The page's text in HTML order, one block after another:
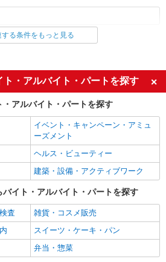
の求人を探す
人を探す
未経験歓迎
新卒・第二新卒歓迎
主婦・主夫歓迎
学歴不問
ミドル（40代～）活躍中
シニア（60代～）活躍中
ボーナス・賞与あり
完全週休2日制
禁煙・分煙
車通勤OK
する条件をもっと見る
ト・アルバイト・パートを探す
アルバイト・パートを探す
イベント・キャンペーン・アミュ
ーズメント
ヘルス・ビューティー
建築・設備・アクティブワーク
イト・アルバイト・パートを探す
査
雑貨・コスメ販売
スイーツ・ケーキ・パン
弁当・惣菜